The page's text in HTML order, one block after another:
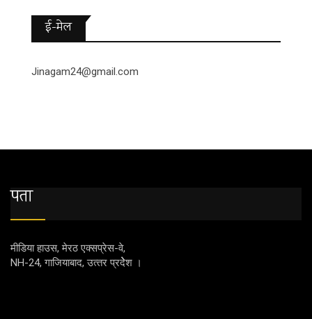
ई-मेल
Jinagam24@gmail.com
पता
मीडिया हाउस, मेरठ एक्‍सप्रेस-वे,
NH-24, गाजियाबाद, उत्‍तर प्रदेेेेश ।